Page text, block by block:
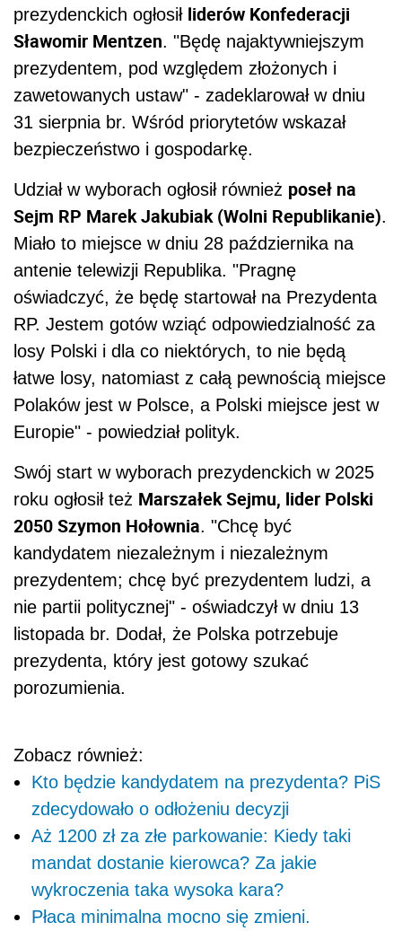
prezydenckich ogłosił liderów Konfederacji
Sławomir Mentzen. "Będę najaktywniejszym
prezydentem, pod względem złożonych i
zawetowanych ustaw" - zadeklarował w dniu
31 sierpnia br. Wśród priorytetów wskazał
bezpieczeństwo i gospodarkę.
Udział w wyborach ogłosił również poseł na
Sejm RP Marek Jakubiak (Wolni Republikanie).
Miało to miejsce w dniu 28 października na
antenie telewizji Republika. "Pragnę
oświadczyć, że będę startował na Prezydenta
RP. Jestem gotów wziąć odpowiedzialność za
losy Polski i dla co niektórych, to nie będą
łatwe losy, natomiast z całą pewnością miejsce
Polaków jest w Polsce, a Polski miejsce jest w
Europie" - powiedział polityk.
Swój start w wyborach prezydenckich w 2025
roku ogłosił też Marszałek Sejmu, lider Polski
2050 Szymon Hołownia. "Chcę być
kandydatem niezależnym i niezależnym
prezydentem; chcę być prezydentem ludzi, a
nie partii politycznej" - oświadczył w dniu 13
listopada br. Dodał, że Polska potrzebuje
prezydenta, który jest gotowy szukać
porozumienia.
Zobacz również:
Kto będzie kandydatem na prezydenta? PiS
zdecydowało o odłożeniu decyzji
Aż 1200 zł za złe parkowanie: Kiedy taki
mandat dostanie kierowca? Za jakie
wykroczenia taka wysoka kara?
Płaca minimalna mocno się zmieni.